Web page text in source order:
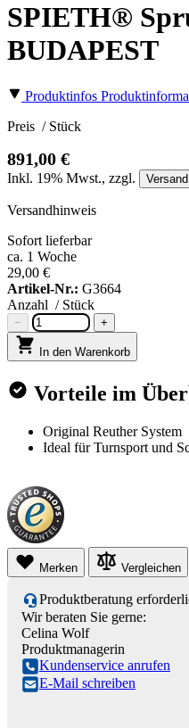
SPIETH®
BUDAPEST
Produktinfos
Preis / Stück
891,00 €
Inkl. 19% Mwst., zzgl. Versand
Versandhinweis
Sofort lieferbar
ca. 1 Woche
29,00 €
Artikel-Nr.: G3664
Anzahl / Stück
− +
In den Warenkorb
Vorteile im
Original Reuther System
Ideal für Turnsport und
Merken Vergleichen
Produktberatung
Wir beraten Sie gerne:
Celina Wolf
Produktmanagerin
Kundenservice anrufen
E-Mail schreiben